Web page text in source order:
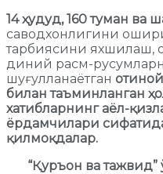
14 ҳудуд, 160 туман ва
саводхонлигини
тарбиясини яхшилаш,
диний расм-
шуғулланаётган
билан таъминланган
хатибларнинг аёл-
ёрдамчилари
қилмоқдалар.
“Қуръон ва